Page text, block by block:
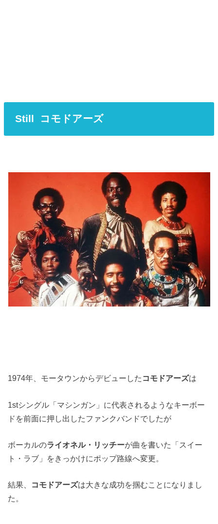
Still コモドアーズ
1974年、モータウンからデビューした コモドアーズは
1stシングル「マシンガン」に代表されるようなキーボー
ドを前面に押し出したファンクバンドでしたが
ボーカルのライオネル・リッチーが曲を書いた「スイー
ト・ラブ」をきっかけにポップ路線へ変更。
結果、 コモドアーズは大きな成功を掴むことになりまし
た。